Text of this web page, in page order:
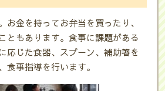
お金を持ってお弁当を買ったり、
ともあります。食事に課題がある
応じた食器、スプーン、補助箸を
食事指導を行います。